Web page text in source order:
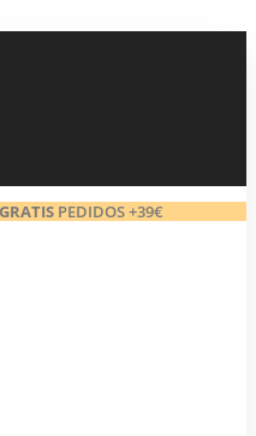
PEDIDOS +39€